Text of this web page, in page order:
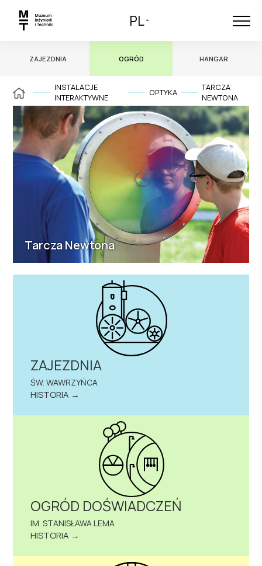
PL
ZAJEZDNIA OGRÓD HANGAR
INSTALACJE
INTERAKTYWNE
OPTYKA
TARCZA
NEWTONA
Tarcza Newtona
ZAJEZDNIA
ŚW. WAWRZYŃCA
HISTORIA →
OGRÓD DOŚWIADCZEŃ
IM. STANISŁAWA LEMA
HISTORIA →